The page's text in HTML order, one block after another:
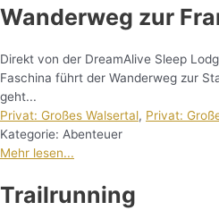
Wanderweg zur
Direkt von der DreamAlive Sleep
Faschina führt der Wanderweg zur
geht...
Privat: Großes Walsertal, Privat:
Kategorie: Abenteuer
Mehr lesen...
Trailrunning